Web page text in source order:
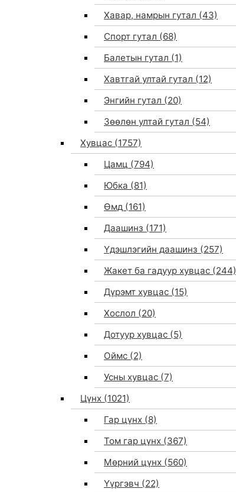
Хавар, намрын гутал (43)
Спорт гутал (68)
Балетын гутал (1)
Хавтгай ултай гутал (12)
Энгийн гутал (20)
Зөөлөн ултай гутал (54)
Хувцас (1757)
Цамц (794)
Юбка (81)
Өмд (161)
Даашинз (171)
Үдэшлэгийн даашинз (257)
Жакет ба гадуур хувцас (244)
Дүрэмт хувцас (15)
Хослол (20)
Дотуур хувцас (5)
Оймс (2)
Усны хувцас (7)
Цүнх (1021)
Гар цүнх (8)
Том гар цүнх (367)
Мөрний цүнх (560)
Үүргэвч (22)